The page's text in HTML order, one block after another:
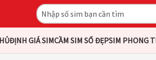
ĐỊNH GIÁ SIMCẦM SIM SỐ ĐẸPSIM PHONG